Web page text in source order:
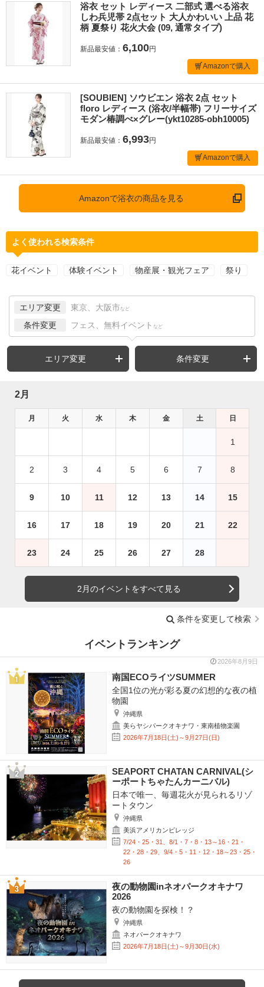
浴衣 セット レディース 二部式 選べる浴衣
しわ兵児帯 2点セット 大人かわいい 上品 花
柄 夏祭り 花火大会 (09, 通常タイプ)
新品最安値： 6,100円
Amazonで購入
[SOUBIEN] ソウビエン 浴衣 2点 セット
floro レディース (浴衣/半幅帯) フリーサイズ
モダン椿調べ×グレー(ykt10285-obh10005)
新品最安値： 6,993円
Amazonで購入
Amazonで浴衣の商品を見る
よく使われる検索条件
花イベント 体験イベント 物産展・観光フェア 祭り
エリア変更 東京、大阪市 など
条件変更 フェス、無料イベント など
エリア変更 条件変更
2月
月 火 水 木 金 土 日
1
2 3 4 5 6 7 8
9 10 11 12 13 14 15
16 17 18 19 20 21 22
23 24 25 26 27 28
2月のイベントをすべて見る
条件を変更して検索
イベントランキング
2026年8月9日
南国ECOライツSUMMER
全国1位の光が彩る夏の幻想的な夜の植
物園
沖縄県
美らヤシパークオキナワ・東南植物楽園
2026年7月18日(土)～9月27日(日)
SEAPORT CHATAN CARNIVAL(シ
ーポートちゃたんカーニバル)
日本で唯一、毎週花火が見られるリゾ
ートタウン
沖縄県
美浜アメリカンビレッジ
7/24・25・31、8/1・7・8・13～16・21・
22・28・29、9/4・5・11・12・18～23・25・
26
夜の動物園inネオパークオキナワ
2026
夜の動物園を探検！？
沖縄県
ネオパークオキナワ
2026年7月18日(土)～9月30日(水)